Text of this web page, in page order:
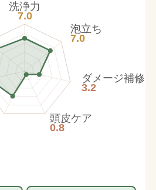
洗浄力
7.0
泡立ち
7.0
ダメージ補修
3.2
頭皮ケア
0.8